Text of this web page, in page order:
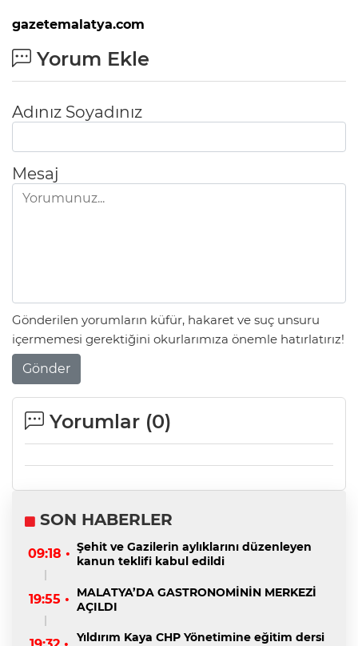
gazetemalatya.com
Yorum Ekle
Adınız Soyadınız
Mesaj
Gönderilen yorumların küfür, hakaret ve suç unsuru
içermemesi gerektiğini okurlarımıza önemle hatırlatırız!
Gönder
Yorumlar (0)
SON HABERLER
09:18 • Şehit ve Gazilerin aylıklarını düzenleyen
kanun teklifi kabul edildi
19:55 •
MALATYA’DA GASTRONOMİNİN MERKEZİ
AÇILDI
Yıldırım Kaya CHP Yönetimine eğitim dersi